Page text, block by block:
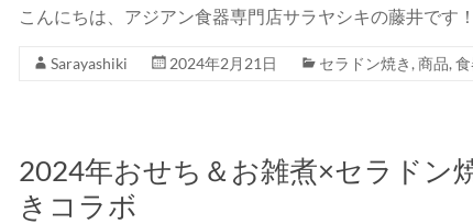
こんにちは、アジアン食器専門店サラヤシキの藤井です
Sarayashiki 2024年2月21日 セラドン焼き , 商品,
2024年おせち＆お雑煮×セラドン
きコラボ